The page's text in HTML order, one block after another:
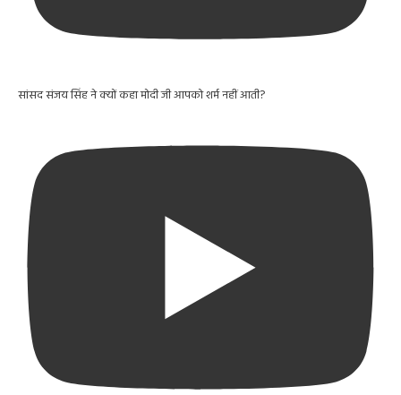
सांसद संजय सिंह ने क्यों कहा मोदी जी आपको शर्म नहीं आती?